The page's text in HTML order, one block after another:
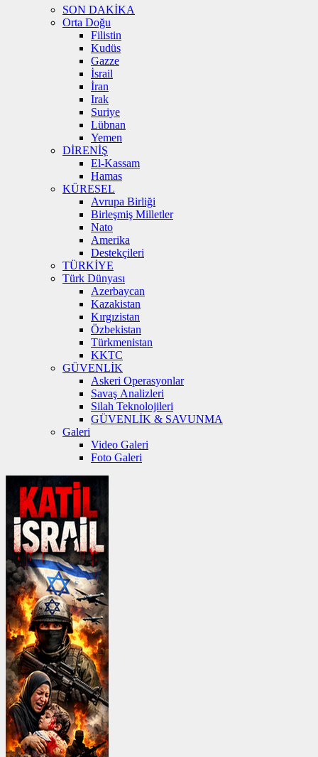
SON DAKİKA
Orta Doğu
Filistin
Kudüs
Gazze
İsrail
İran
Irak
Suriye
Lübnan
Yemen
DİRENİŞ
El-Kassam
Hamas
KÜRESEL
Avrupa Birliği
Birleşmiş Milletler
Nato
Amerika
Destekçileri
TÜRKİYE
Türk Dünyası
Azerbaycan
Kazakistan
Kırgızistan
Özbekistan
Türkmenistan
KKTC
GÜVENLİK
Askeri Operasyonlar
Savaş Analizleri
Silah Teknolojileri
GÜVENLİK & SAVUNMA
Galeri
Video Galeri
Foto Galeri